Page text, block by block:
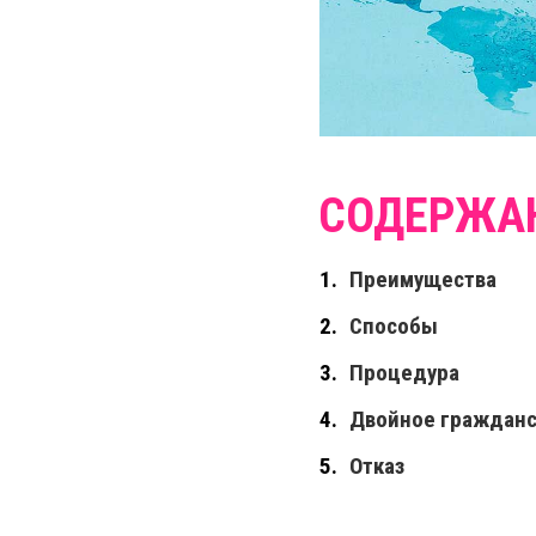
Преимущества
Способы
Процедура
Двойное
Отказ